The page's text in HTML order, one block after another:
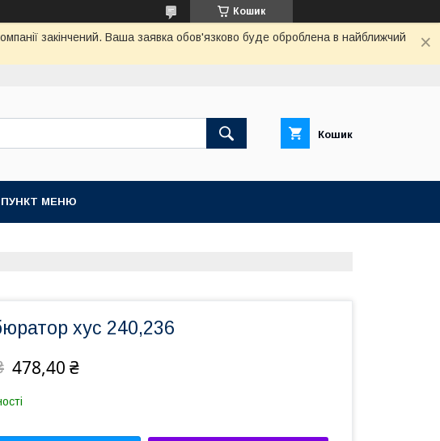
Кошик
закінчений. Ваша заявка обов'язково буде оброблена в найближчий
Кошик
МЕНЮ
хус 240,236
478,40 ₴